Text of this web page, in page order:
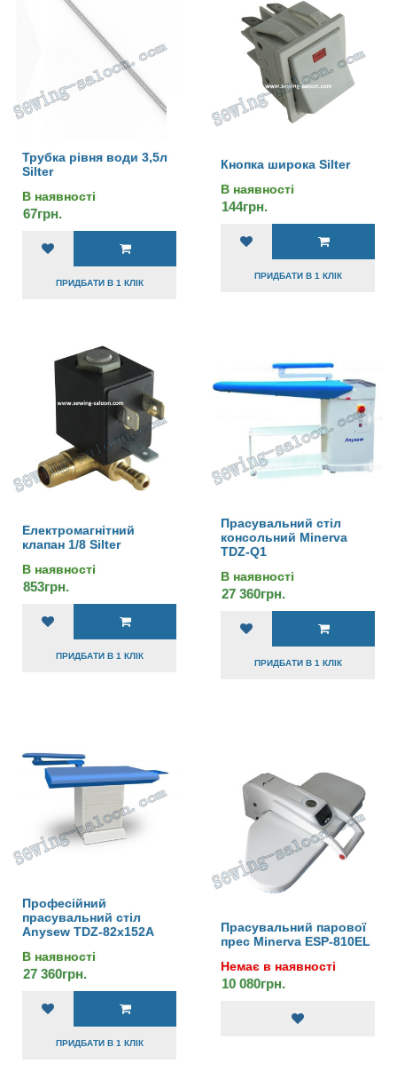
Трубка рівня води 3,5л
Silter
В наявності
67грн.
ПРИДБАТИ В 1 КЛІК
Кнопка широка Silter
В наявності
144грн.
ПРИДБАТИ В 1 КЛІК
Електромагнітний
клапан 1/8 Silter
В наявності
853грн.
ПРИДБАТИ В 1 КЛІК
Прасувальний стіл
консольний Minerva
TDZ-Q1
В наявності
27 360грн.
ПРИДБАТИ В 1 КЛІК
Професійний
прасувальний стіл
Anysew TDZ-82х152A
В наявності
27 360грн.
ПРИДБАТИ В 1 КЛІК
Прасувальний парової
прес Minerva ESP-810EL
Немає в наявності
10 080грн.